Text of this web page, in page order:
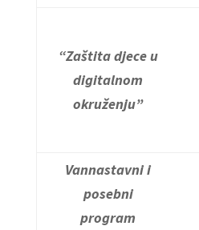
“Zaštita djece u
digitalnom
okruženju”
Vannastavni i
posebni
program